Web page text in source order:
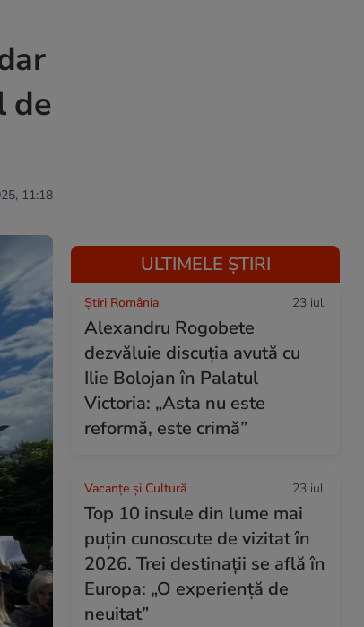
de
11:18
ULTIMELE ȘTIRI
Știri România 23 iul.
Alexandru Rogobete
dezvăluie discuția avută cu
Ilie Bolojan în Palatul
Victoria: „Asta nu este
reformă, este crimă”
Vacanțe și Cultură 23 iul.
Top 10 insule din lume mai
puțin cunoscute de vizitat în
2026. Trei destinații se află în
Europa: „O experiență de
neuitat”